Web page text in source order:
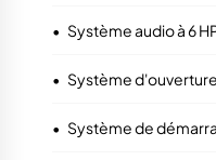
• Système audio à 6
• Système
• Système de